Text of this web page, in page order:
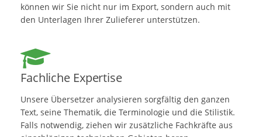
können wir Sie nicht nur im Export, sondern auch mit
den Unterlagen Ihrer Zulieferer unterstützen.
Fachliche Expertise
Unsere Übersetzer analysieren sorgfältig den ganzen
Text, seine Thematik, die Terminologie und die Stilistik.
Falls notwendig, ziehen wir zusätzliche Fachkräfte aus